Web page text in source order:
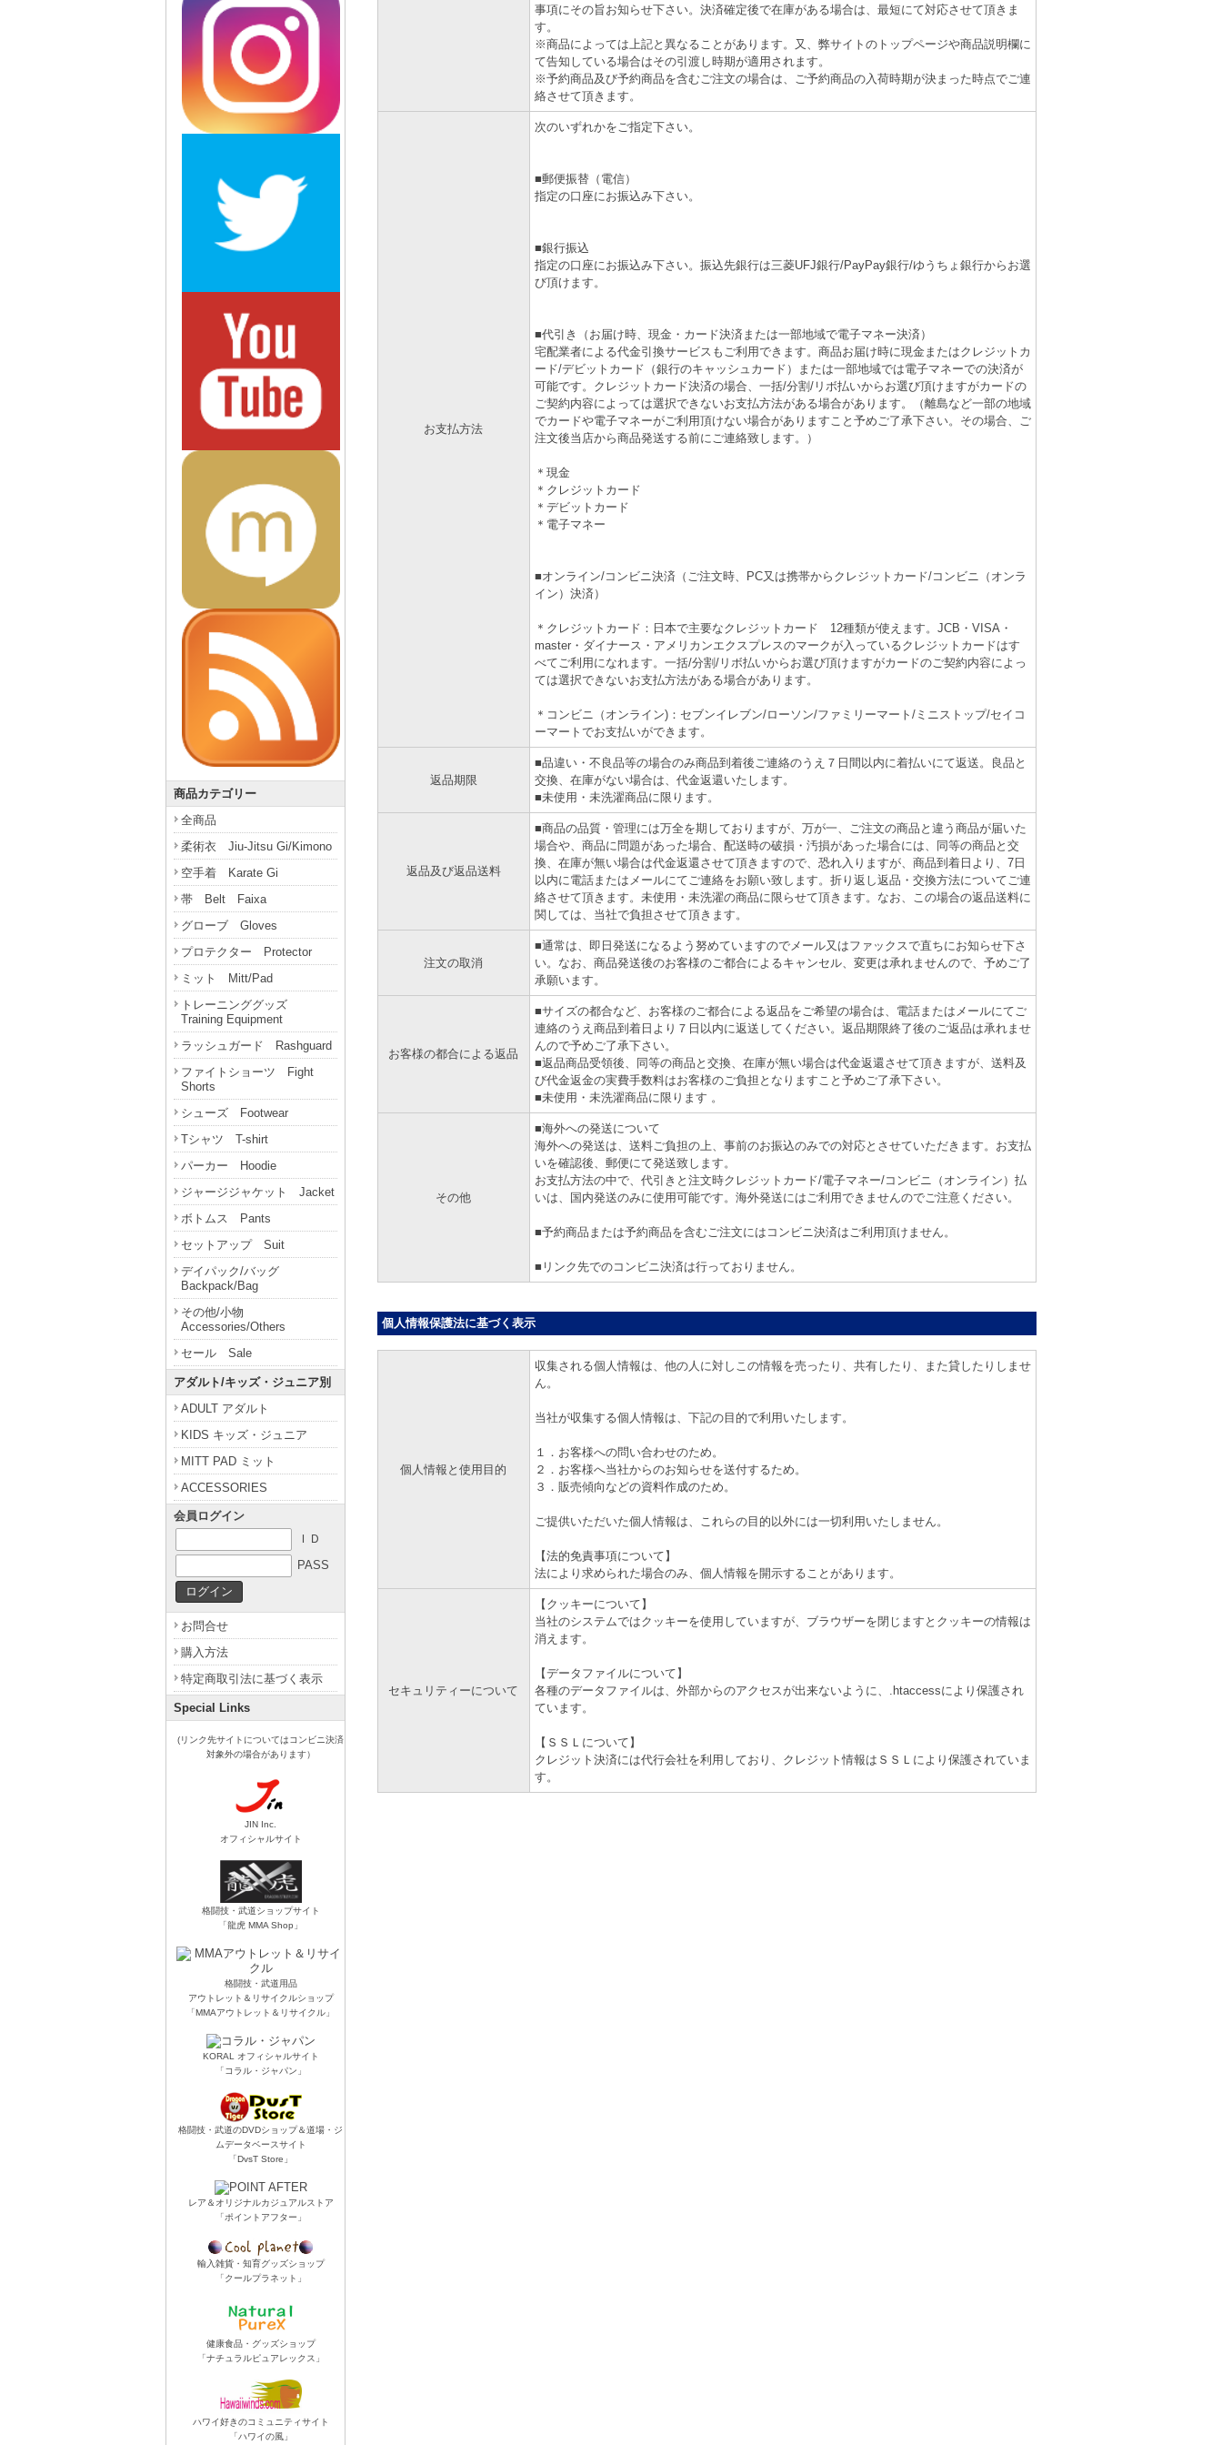
事項にその旨お知らせ下さい。決済確定後で在庫がある場合は、最短にて対応させて頂きま
す。
※商品によっては上記と異なることがあります。又、弊サイトのトップページや商品説明欄に
て告知している場合はその引渡し時期が適用されます。
※予約商品及び予約商品を含むご注文の場合は、ご予約商品の入荷時期が決まった時点でご連
絡させて頂きます。
お支払方法
次のいずれかをご指定下さい。
■郵便振替（電信）
指定の口座にお振込み下さい。
■銀行振込
指定の口座にお振込み下さい。振込先銀行は三菱UFJ銀行/PayPay銀行/ゆうちょ銀行からお選
び頂けます。
■代引き（お届け時、現金・カード決済または一部地域で電子マネー決済）
宅配業者による代金引換サービスもご利用できます。商品お届け時に現金またはクレジットカ
ード/デビットカード（銀行のキャッシュカード）または一部地域では電子マネーでの決済が
可能です。クレジットカード決済の場合、一括/分割/リボ払いからお選び頂けますがカードの
ご契約内容によっては選択できないお支払方法がある場合があります。（離島など一部の地域
でカードや電子マネーがご利用頂けない場合がありますこと予めご了承下さい。その場合、ご
注文後当店から商品発送する前にご連絡致します。）
＊現金
＊クレジットカード
＊デビットカード
＊電子マネー
■オンライン/コンビニ決済（ご注文時、PC又は携帯からクレジットカード/コンビニ（オンラ
イン）決済）
＊クレジットカード：日本で主要なクレジットカード 12種類が使えます。JCB・VISA・
master・ダイナース・アメリカンエクスプレスのマークが入っているクレジットカードはす
べてご利用になれます。一括/分割/リボ払いからお選び頂けますがカードのご契約内容によっ
ては選択できないお支払方法がある場合があります。
＊コンビニ（オンライン)：セブンイレブン/ローソン/ファミリーマート/ミニストップ/セイコ
ーマートでお支払いができます。
返品期限
■品違い・不良品等の場合のみ商品到着後ご連絡のうえ７日間以内に着払いにて返送。良品と
交換、在庫がない場合は、代金返還いたします。
■未使用・未洗濯商品に限ります。
返品及び返品送料
■商品の品質・管理には万全を期しておりますが、万が一、ご注文の商品と違う商品が届いた
場合や、商品に問題があった場合、配送時の破損・汚損があった場合には、同等の商品と交
換、在庫が無い場合は代金返還させて頂きますので、恐れ入りますが、商品到着日より、7日
以内に電話またはメールにてご連絡をお願い致します。折り返し返品・交換方法についてご連
絡させて頂きます。未使用・未洗濯の商品に限らせて頂きます。なお、この場合の返品送料に
関しては、当社で負担させて頂きます。
注文の取消
■通常は、即日発送になるよう努めていますのでメール又はファックスで直ちにお知らせ下さ
い。なお、商品発送後のお客様のご都合によるキャンセル、変更は承れませんので、予めご了
承願います。
お客様の都合による返品
■サイズの都合など、お客様のご都合による返品をご希望の場合は、電話またはメールにてご
連絡のうえ商品到着日より７日以内に返送してください。返品期限終了後のご返品は承れませ
んので予めご了承下さい。
■返品商品受領後、同等の商品と交換、在庫が無い場合は代金返還させて頂きますが、送料及
び代金返金の実費手数料はお客様のご負担となりますこと予めご了承下さい。
■未使用・未洗濯商品に限ります 。
その他
■海外への発送について
海外への発送は、送料ご負担の上、事前のお振込のみでの対応とさせていただきます。お支払
いを確認後、郵便にて発送致します。
お支払方法の中で、代引きと注文時クレジットカード/電子マネー/コンビニ（オンライン）払
いは、国内発送のみに使用可能です。海外発送にはご利用できませんのでご注意ください。
■予約商品または予約商品を含むご注文にはコンビニ決済はご利用頂けません。
■リンク先でのコンビニ決済は行っておりません。
個人情報保護法に基づく表示
個人情報と使用目的
収集される個人情報は、他の人に対しこの情報を売ったり、共有したり、また貸したりしませ
ん。
当社が収集する個人情報は、下記の目的で利用いたします。
１．お客様への問い合わせのため。
２．お客様へ当社からのお知らせを送付するため。
３．販売傾向などの資料作成のため。
ご提供いただいた個人情報は、これらの目的以外には一切利用いたしません。
【法的免責事項について】
法により求められた場合のみ、個人情報を開示することがあります。
セキュリティーについて
【クッキーについて】
当社のシステムではクッキーを使用していますが、ブラウザーを閉じますとクッキーの情報は
消えます。
【データファイルについて】
各種のデータファイルは、外部からのアクセスが出来ないように、.htaccessにより保護され
ています。
【ＳＳＬについて】
クレジット決済には代行会社を利用しており、クレジット情報はＳＳＬにより保護されていま
す。
商品カテゴリー
全商品
柔術衣 Jiu-Jitsu Gi/Kimono
空手着 Karate Gi
帯 Belt Faixa
グローブ Gloves
プロテクター Protector
ミット Mitt/Pad
トレーニンググッズ
Training Equipment
ラッシュガード Rashguard
ファイトショーツ Fight
Shorts
シューズ Footwear
Tシャツ T-shirt
パーカー Hoodie
ジャージジャケット Jacket
ボトムス Pants
セットアップ Suit
デイパック/バッグ
Backpack/Bag
その他/小物
Accessories/Others
セール Sale
アダルト/キッズ・ジュニア別
ADULT アダルト
KIDS キッズ・ジュニア
MITT PAD ミット
ACCESSORIES
会員ログイン
ＩＤ
PASS
お問合せ
購入方法
特定商取引法に基づく表示
Special Links
(リンク先サイトについてはコンビニ決済
対象外の場合があります）
JIN Inc.
オフィシャルサイト
格闘技・武道ショップサイト
「龍虎 MMA Shop」
格闘技・武道用品
アウトレット＆リサイクルショップ
「MMAアウトレット＆リサイクル」
KORAL オフィシャルサイト
「コラル・ジャパン」
格闘技・武道のDVDショップ＆道場・ジ
ムデータベースサイト
「DvsT Store」
レア＆オリジナルカジュアルストア
「ポイントアフター」
輸入雑貨・知育グッズショップ
「クールプラネット」
健康食品・グッズショップ
「ナチュラルピュアレックス」
ハワイ好きのコミュニティサイト
「ハワイの風」